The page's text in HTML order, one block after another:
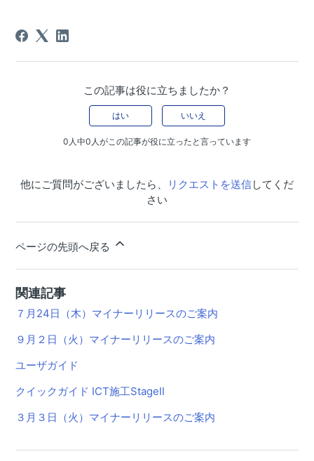
７月９日（水）マイナーリリースのご案内
６月２５日（水）マイナーリリースのご案内
６月１１日（水）マイナーリリースのご案内
６月４日（水）マイナーリリースのご案内
５月２８日（水）マイナーリリースのご案内
４月３０日（水）マイナーリリースのご案内
４月２日（水）マイナーリリースのご案内
３月５日（水）マイナーリリースのご案内
２月１９日（水）マイナーリリースのご案内
２月５日（水）マイナーリリースのご案内
１ 月２２日（水）マイナーリリースのご案内
１２ 月２５日（水）マイナーリリースのご案内
１２ 月１１日（水）マイナーリリースのご案内
この記事は役に立ちましたか？
はい いいえ
0人中0人がこの記事が役に立ったと言っています
他にご質問がございましたら、 リクエストを送信してくだ
さい
ページの先頭へ戻る
関連記事
７月24日（木）マイナーリリースのご案内
９月２日（火）マイナーリリースのご案内
ユーザガイド
クイックガイド ICT施工StageⅡ
３月３日（火）マイナーリリースのご案内